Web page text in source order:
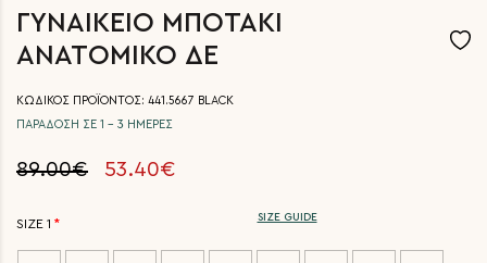
ΓΥΝΑΙΚΕΙΟ ΜΠΟΤΑΚΙ
ΑΝΑΤΟΜΙΚΟ ΔΕ
ΚΩΔΙΚΟΣ ΠΡΟΪΟΝΤΟΣ: 441.5667 BLACK
ΠΑΡΑΔΟΣΗ ΣΕ 1 - 3 ΗΜΕΡΕΣ
89.00€ 53.40€
SIZE 1 SIZE GUIDE